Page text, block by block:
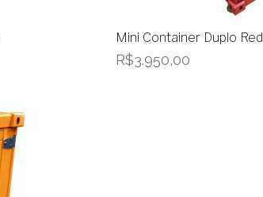
Mini Container Duplo Red
R$3.950,00